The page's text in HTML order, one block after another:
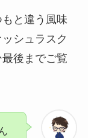
もと違う風味
シュラスク
後までご覧